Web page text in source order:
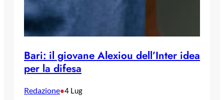
Bari: il giovane Alexiou dell’Inter idea
per la difesa
Redazione•4 Lug